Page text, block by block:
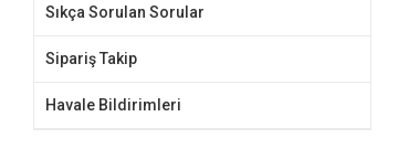
Sıkça Sorulan Sorular
Sipariş Takip
Havale Bildirimleri